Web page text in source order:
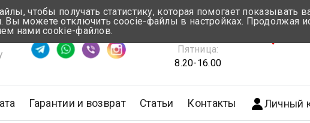
Время ответа ≈ 5 мин
Понедельник-Четверг:
Пятница:
8.20-16.00
Гарантии и возврат Статьи Контакты Личный
чтобы получать статистику, которая помогает показывать
можете отключить coocie-файлы в настройках. Продолжая
нами cookie-файлов.